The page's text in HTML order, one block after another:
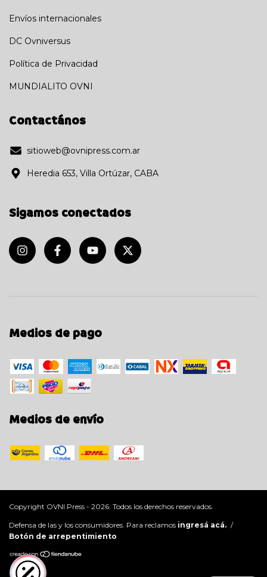
Envíos internacionales
DC Ovniversus
Política de Privacidad
MUNDIALITO OVNI
Contactános
sitioweb@ovnipress.com.ar
Heredia 653, Villa Ortúzar, CABA
Sigamos conectados
Medios de pago
Medios de envío
Copyright OVNI Press - 2026. Todos los derechos reservados.
Defensa de las y los consumidores. Para reclamos ingresá acá. /
Botón de arrepentimiento